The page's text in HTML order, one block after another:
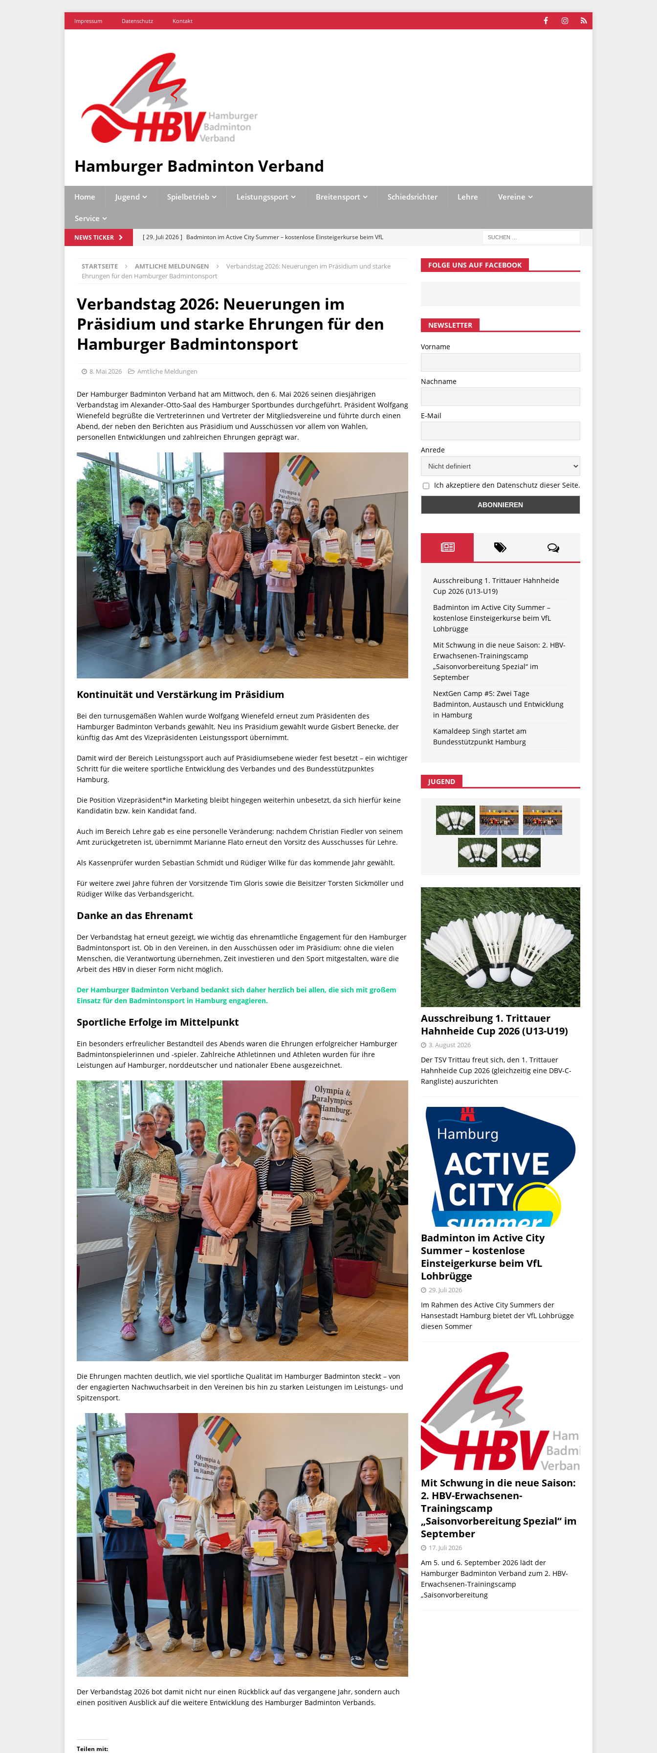
Impressum Datenschutz Kontakt
Hamburger Badminton Verband
Home Jugend Spielbetrieb Leistungssport Breitensport Schiedsrichter Lehre Vereine
Service
NEWS TICKER [ 29. Juli 2026 ] Badminton im Active City Summer – kostenlose Einsteigerkurse beim VfL
[ 17. Juli 2026 ] Mit Schwung in die neue Saison: 2. HBV-Erwachsenen-Trainingscamp
[ 13. Juli 2026 ] NextGen Camp #5: Zwei Tage Badminton, Austausch und Entwicklung in
Hamburg
JUGEND
[ 10. Juli 2026 ]
Kamaldeep Singh startet am Bundesstützpunkt Hamburg
[ 3. August 2026 ]
Ausschreibung 1. Trittauer Hahnheide Cup 2026 (U13-U19)
MELDUNGEN
STARTSEITE AMTLICHE MELDUNGEN
Verbandstag 2026: Neuerungen im Präsidium und starke
Ehrungen für den Hamburger Badmintonsport
Verbandstag 2026: Neuerungen im
Präsidium und starke Ehrungen für den
Hamburger Badmintonsport
8. Mai 2026 Amtliche Meldungen
Der Hamburger Badminton Verband hat am Mittwoch, den 6. Mai 2026 seinen diesjährigen
Verbandstag im Alexander-Otto-Saal des Hamburger Sportbundes durchgeführt. Präsident Wolfgang
Wienefeld begrüßte die Vertreterinnen und Vertreter der Mitgliedsvereine und führte durch einen
Abend, der neben den Berichten aus Präsidium und Ausschüssen vor allem von Wahlen,
personellen Entwicklungen und zahlreichen Ehrungen geprägt war.
Kontinuität und Verstärkung im Präsidium
Bei den turnusgemäßen Wahlen wurde Wolfgang Wienefeld erneut zum Präsidenten des
Hamburger Badminton Verbands gewählt. Neu ins Präsidium gewählt wurde Gisbert Benecke, der
künftig das Amt des Vizepräsidenten Leistungssport übernimmt.
Damit wird der Bereich Leistungssport auch auf Präsidiumsebene wieder fest besetzt – ein wichtiger
Schritt für die weitere sportliche Entwicklung des Verbandes und des Bundesstützpunktes
Hamburg.
Die Position Vizepräsident*in Marketing bleibt hingegen weiterhin unbesetzt, da sich hierfür keine
Kandidatin bzw. kein Kandidat fand.
Auch im Bereich Lehre gab es eine personelle Veränderung: nachdem Christian Fiedler von seinem
Amt zurückgetreten ist, übernimmt Marianne Flato erneut den Vorsitz des Ausschusses für Lehre.
Als Kassenprüfer wurden Sebastian Schmidt und Rüdiger Wilke für das kommende Jahr gewählt.
Für weitere zwei Jahre führen der Vorsitzende Tim Gloris sowie die Beisitzer Torsten Sickmöller und
Rüdiger Wilke das Verbandsgericht.
Danke an das Ehrenamt
Der Verbandstag hat erneut gezeigt, wie wichtig das ehrenamtliche Engagement für den Hamburger
Badmintonsport ist. Ob in den Vereinen, in den Ausschüssen oder im Präsidium: ohne die vielen
Menschen, die Verantwortung übernehmen, Zeit investieren und den Sport mitgestalten, wäre die
Arbeit des HBV in dieser Form nicht möglich.
Der Hamburger Badminton Verband bedankt sich daher herzlich bei allen, die sich mit großem
Einsatz für den Badmintonsport in Hamburg engagieren.
Sportliche Erfolge im Mittelpunkt
Ein besonders erfreulicher Bestandteil des Abends waren die Ehrungen erfolgreicher Hamburger
Badmintonspielerinnen und -spieler. Zahlreiche Athletinnen und Athleten wurden für ihre
Leistungen auf Hamburger, norddeutscher und nationaler Ebene ausgezeichnet.
Die Ehrungen machten deutlich, wie viel sportliche Qualität im Hamburger Badminton steckt – von
der engagierten Nachwuchsarbeit in den Vereinen bis hin zu starken Leistungen im Leistungs- und
Spitzensport.
Der Verbandstag 2026 bot damit nicht nur einen Rückblick auf das vergangene Jahr, sondern auch
einen positiven Ausblick auf die weitere Entwicklung des Hamburger Badminton Verbands.
Teilen mit:
FOLGE UNS AUF FACEBOOK
NEWSLETTER
Vorname
Nachname
E-Mail
Anrede
Ich akzeptiere den Datenschutz dieser Seite.
Ausschreibung 1. Trittauer Hahnheide
Cup 2026 (U13-U19)
Badminton im Active City Summer –
kostenlose Einsteigerkurse beim VfL
Lohbrügge
Mit Schwung in die neue Saison: 2. HBV-
Erwachsenen-Trainingscamp
„Saisonvorbereitung Spezial“ im
September
NextGen Camp #5: Zwei Tage
Badminton, Austausch und Entwicklung
in Hamburg
Kamaldeep Singh startet am
Bundesstützpunkt Hamburg
JUGEND
Ausschreibung 1. Trittauer
Hahnheide Cup 2026 (U13-U19)
3. August 2026
Der TSV Trittau freut sich, den 1. Trittauer
Hahnheide Cup 2026 (gleichzeitig eine DBV-C-
Rangliste) auszurichten
Badminton im Active City
Summer – kostenlose
Einsteigerkurse beim VfL
Lohbrügge
29. Juli 2026
Im Rahmen des Active City Summers der
Hansestadt Hamburg bietet der VfL Lohbrügge
diesen Sommer
Mit Schwung in die neue Saison:
2. HBV-Erwachsenen-
Trainingscamp
„Saisonvorbereitung Spezial“ im
September
17. Juli 2026
Am 5. und 6. September 2026 lädt der
Hamburger Badminton Verband zum 2. HBV-
Erwachsenen-Trainingscamp
„Saisonvorbereitung